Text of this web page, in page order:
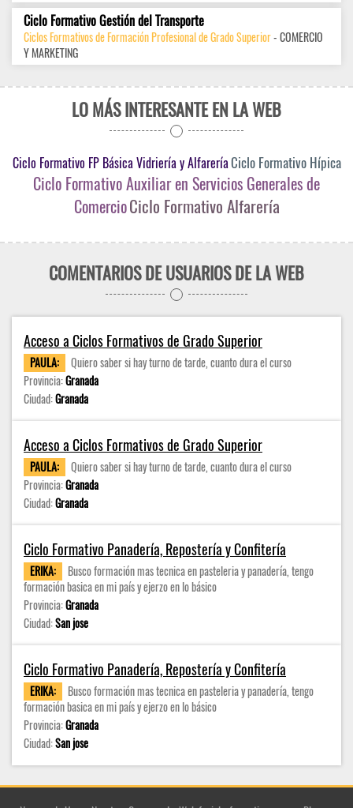
Ciclo Formativo Gestión del Transporte
Ciclos Formativos de Formación Profesional de Grado Superior- COMERCIO
Y MARKETING
LO MÁS INTERESANTE EN LA WEB
Ciclo Formativo FP Básica Vidriería y AlfareríaCiclo Formativo Hípica
Ciclo Formativo Auxiliar en Servicios Generales de
ComercioCiclo Formativo Alfarería
COMENTARIOS DE USUARIOS DE LA WEB
Acceso a Ciclos Formativos de Grado Superior
PAULA:
Quiero saber si hay turno de tarde, cuanto dura el curso
Provincia:Granada
Ciudad:Granada
Acceso a Ciclos Formativos de Grado Superior
PAULA:
Quiero saber si hay turno de tarde, cuanto dura el curso
Provincia:Granada
Ciudad:Granada
Ciclo Formativo Panadería, Repostería y Confitería
ERIKA:
Busco formación mas tecnica en pasteleria y panadería, tengo
formación basica en mi país y ejerzo en lo básico
Provincia:Granada
Ciudad:San jose
Ciclo Formativo Panadería, Repostería y Confitería
ERIKA:
Busco formación mas tecnica en pasteleria y panadería, tengo
formación basica en mi país y ejerzo en lo básico
Provincia:Granada
Ciudad:San jose